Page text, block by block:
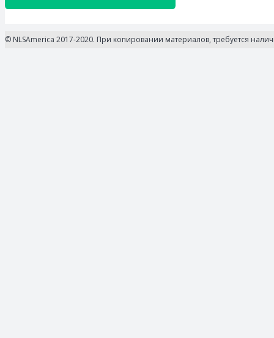
© NLSAmerica 2017-2020. При копировании материалов, требуется